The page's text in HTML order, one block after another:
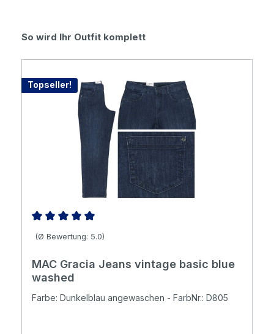
Produktgalerie überspringen
So wird Ihr Outfit komplett
Topseller!
Durchschnittliche Bewertung von 5 von 5 Sternen
(Ø Bewertung: 5.0)
MAC Gracia Jeans vintage basic blue
washed
Farbe: Dunkelblau angewaschen - FarbNr.: D805